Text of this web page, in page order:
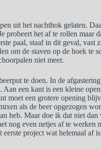
uit het nachthok gelaten.
probeert het af te rollen maar
paal, staaf in dit geval, vast
om de staven op de hoek te
niet meer.
te doen. In de
een kant is een kleine
moet een grotere opening
als de beer opgezogen
heb. Maar doe ik dat niet
nog even netjes af te werken
project wat helemaal af